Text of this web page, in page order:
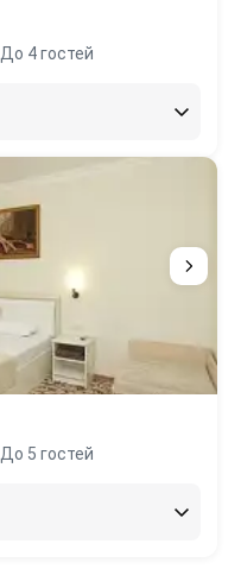
До 4 гостей
До 5 гостей